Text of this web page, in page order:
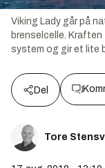
Viking Lady går på
brenselcelle.
system og gir et lite
Del
Tore